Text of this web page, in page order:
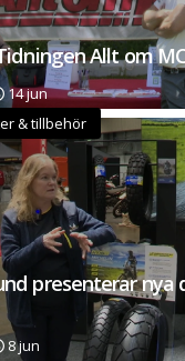
Allt om
14 jun
& tillbehör
presenterar nya
8 jun